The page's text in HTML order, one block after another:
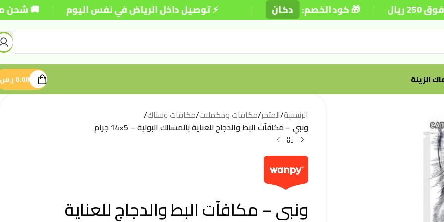
⚡ توصيل داخل الرياض في نفس اليوم | 🚚 شحن مجاني | 🎁 كود الخصم: دكان |
الزينة 0.00ر.س
الرئيسية/المتجر/مكافآت ومكملات/مكافات وسناك/
ونبي – مكافآت البط والدجاج للعناية بالمسالك البولية – 5×14 جرام
ونبي – مكافآت البط والدجاج للعناية